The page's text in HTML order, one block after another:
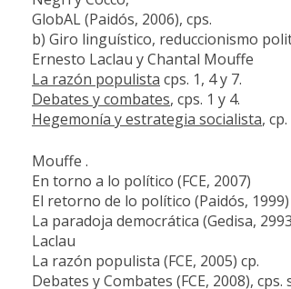
GlobAL (Paidós, 2006), cps.
b) Giro linguístico, reduccionismo
Ernesto Laclau y Chantal Mouffe
La razón populista cps. 1, 4 y 7.
Debates y combates, cps. 1 y 4.
Hegemonía y estrategia socialista, cp.
Mouffe .
En torno a lo político (FCE, 2007)
El retorno de lo político (Paidós,
La paradoja democrática (Gedisa,
Laclau
La razón populista (FCE, 2005) cp.
Debates y Combates (FCE, 2008),